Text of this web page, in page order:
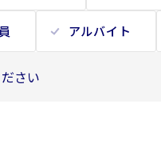
アルバイト